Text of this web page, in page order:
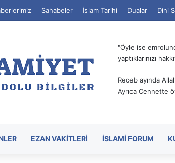
Sahabeler İslam Tarihi Dualar Dini
"Öyle ise
yaptıklarınızı
Receb ayında
Ayrıca Cennette
EZAN VAKITLERI İSLAMI FORUM